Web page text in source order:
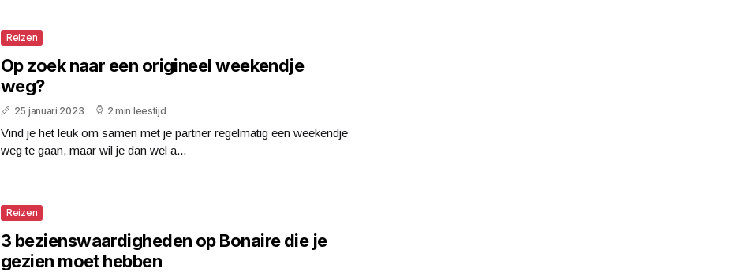
Reizen
Op zoek naar een origineel weekendje
weg?
25 januari 2023 2 min leestijd
Vind je het leuk om samen met je partner regelmatig een weekendje
weg te gaan, maar wil je dan wel a...
Reizen
3 bezienswaardigheden op Bonaire die je
gezien moet hebben